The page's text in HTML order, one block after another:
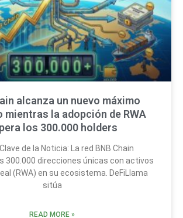
alcanza un nuevo máximo
mientras la adopción de RWA
los 300.000 holders
de la Noticia: La red BNB Chain
300.000 direcciones únicas con activos
(RWA) en su ecosistema. DeFiLlama
sitúa
READ MORE »